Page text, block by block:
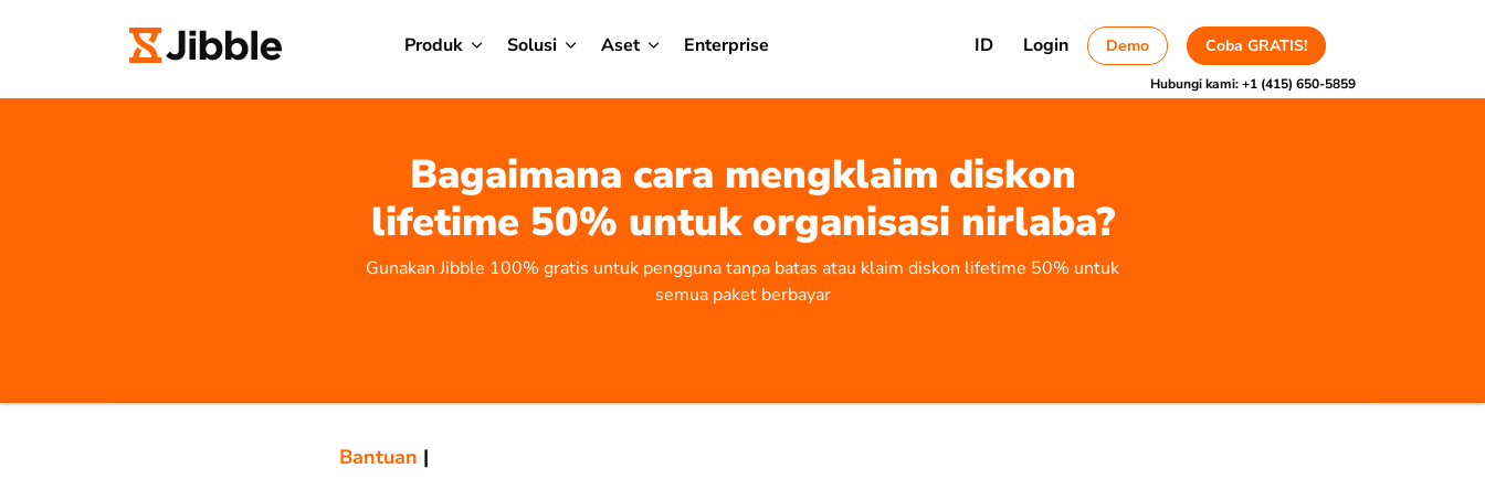
Produk Solusi Aset Enterprise ID Login Demo Coba GRATIS!
Hubungi kami:+1 (415) 650-5859
Bagaimana cara mengklaim diskon
lifetime 50% untuk organisasi nirlaba?
Gunakan Jibble 100% gratis untuk pengguna tanpa batas atau klaim diskon lifetime 50% untuk
semua paket berbayar
Bantuan |